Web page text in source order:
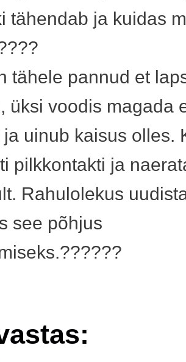
tähendab ja kuidas
tähele pannud et
üksi voodis magada
uinub kaisus olles.
pilkkontakti ja
Rahulolekus
see põhjus